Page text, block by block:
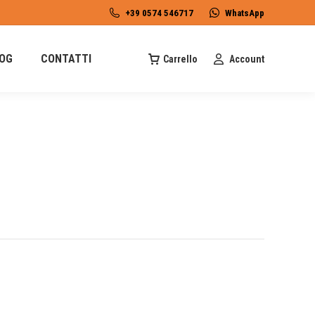
+39 0574 546717 WhatsApp
CONTATTI Carrello Account